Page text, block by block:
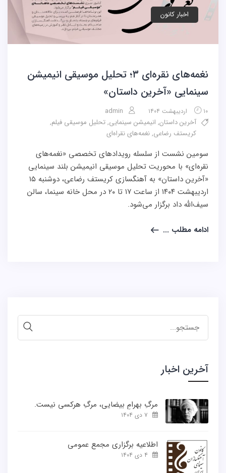
اخبار کانون
نغمه‌های نقره‌ای ۳؛ تحلیل موسیقی انیمیشن
سینمایی «آخرین داستان»
۱۰ اردیبهشت ۱۴۰۴
admin
آخرین داستان, انیمیشن سینمایی,تحلیل موسیقی فیلم,
کریستف رضاعی,نغمه‌های نقراه‌ای
سومین نشست از سلسله رویدادهای تخصصی «نغمه‌های
نقره‌ای» با محوریت تحلیل موسیقی انیمیشن بلند سینمایی
«آخرین داستان» به آهنگسازی کریستف رضاعی، دوشنبه ۱۵
اردیبهشت ۱۴۰۴ از ساعت ۱۷ تا ۲۰ در محل خانه سینما، سالن
سیف‌الله داد برگزار می‌شود.
ادامه مطلب ...
جستجو
برای:
آخرین اخبار
مرگِ بهرامِ بیضایی، مرگِ هرکسی نیست.
اطلاعیه برگزاری مجمع عمومی